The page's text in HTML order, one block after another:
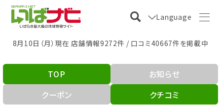
Language
8月10日（月）現在 店舗情報9272件 / 口コミ40667件を掲載中
TOP
お知らせ
クーポン
クチコミ